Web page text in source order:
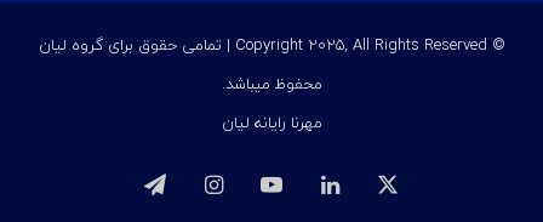
© Copyright 2025, All Rights Reserved | تمامی حقوق برای گروه لیان
محفوظ میباشد.
مهرنا رایانه لیان
ایکس لینکداین یوتیوب اینستاگرام